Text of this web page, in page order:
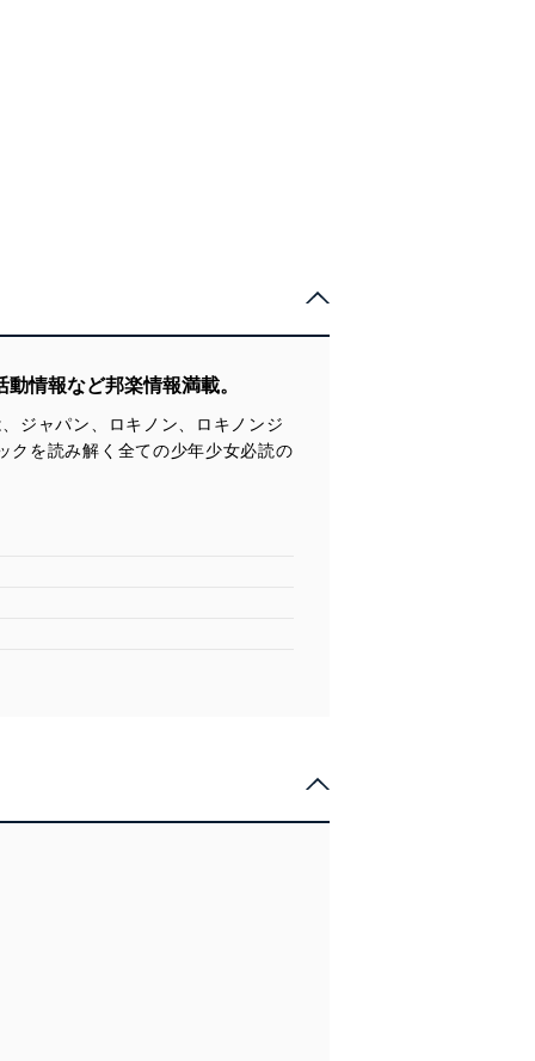
情報など邦楽情報満載。
ジャパン、ロキノン、ロキノンジ
クを読み解く全ての少年少女必読の